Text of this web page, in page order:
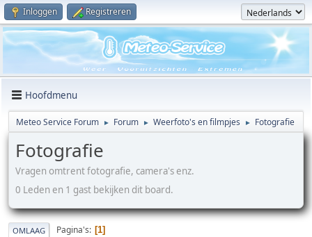
Inloggen Registreren
Hoofdmenu
Meteo Service Forum ► Forum ► Weerfoto's en filmpjes ► Fotografie
Fotografie
Vragen omtrent fotografie, camera's enz.
0 Leden en 1 gast bekijken dit board.
OMLAAG Pagina's 1